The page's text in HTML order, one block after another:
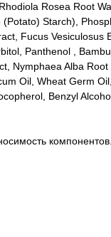
Rosea Root
Starch),
Fucus Vesiculosus
Panthenol ,
Nymphaea Alba Root
Oil, Wheat Germ
Benzyl
компонентов.